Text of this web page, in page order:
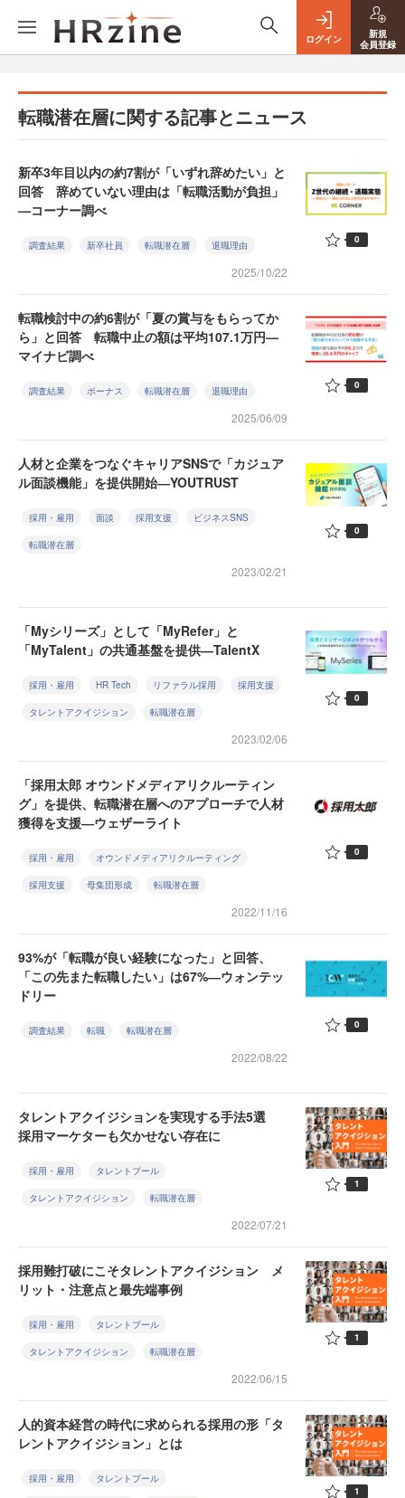
ログイン
新規
会員登録
転職潜在層に関する記事とニュース
新卒3年目以内の約7割が「いずれ辞めたい」と
回答 辞めていない理由は「転職活動が負担」
—コーナー調べ
調査結果 新卒社員 転職潜在層 退職理由
2025/10/22
0
転職検討中の約6割が「夏の賞与をもらってか
ら」と回答 転職中止の額は平均107.1万円—
マイナビ調べ
調査結果 ボーナス 転職潜在層 退職理由
2025/06/09
0
人材と企業をつなぐキャリアSNSで「カジュア
ル面談機能」を提供開始―YOUTRUST
採用・雇用 面談 採用支援 ビジネスSNS
転職潜在層
2023/02/21
0
「Myシリーズ」として「MyRefer」と
「MyTalent」の共通基盤を提供―TalentX
採用・雇用 HR Tech リファラル採用 採用支援
タレントアクイジション 転職潜在層
2023/02/06
0
「採用太郎 オウンドメディアリクルーティン
グ」を提供、転職潜在層へのアプローチで人材
獲得を支援―ウェザーライト
採用・雇用 オウンドメディアリクルーティング
採用支援 母集団形成 転職潜在層
2022/11/16
0
93%が「転職が良い経験になった」と回答、
「この先また転職したい」は67%―ウォンテッ
ドリー
調査結果 転職 転職潜在層
2022/08/22
0
タレントアクイジションを実現する手法5選
採用マーケターも欠かせない存在に
採用・雇用 タレントプール
タレントアクイジション 転職潜在層
2022/07/21
1
採用難打破にこそタレントアクイジション メ
リット・注意点と最先端事例
採用・雇用 タレントプール
タレントアクイジション 転職潜在層
2022/06/15
1
人的資本経営の時代に求められる採用の形「タ
レントアクイジション」とは
採用・雇用 タレントプール
1